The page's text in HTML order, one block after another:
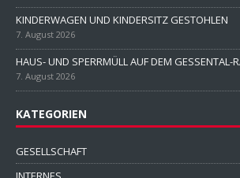
KINDERWAGEN UND KINDERSITZ GESTOHLEN
7. August 2026
HAUS- UND SPERRMÜLL AUF DEM GESSENTAL-
7. August 2026
KATEGORIEN
GESELLSCHAFT